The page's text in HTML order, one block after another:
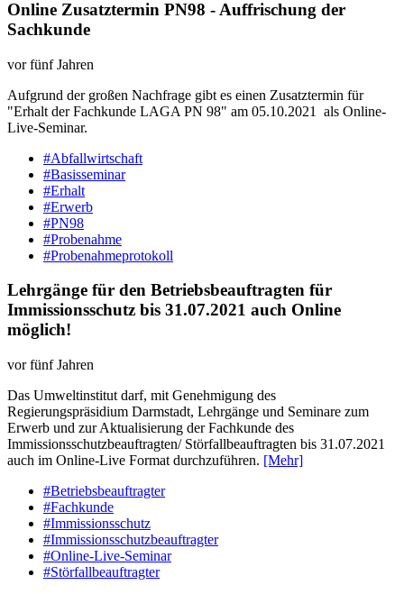
Online Zusatztermin PN98 - Auffrischung der
Sachkunde
vor fünf Jahren
Aufgrund der großen Nachfrage gibt es einen Zusatztermin für
"Erhalt der Fachkunde LAGA PN 98" am 05.10.2021 als Online-
Live-Seminar.
#Abfallwirtschaft
#Basisseminar
#Erhalt
#Erwerb
#PN98
#Probenahme
#Probenahmeprotokoll
Lehrgänge für den Betriebsbeauftragten für
Immissionsschutz bis 31.07.2021 auch Online
möglich!
vor fünf Jahren
Das Umweltinstitut darf, mit Genehmigung des
Regierungspräsidium Darmstadt, Lehrgänge und Seminare zum
Erwerb und zur Aktualisierung der Fachkunde des
Immissionsschutzbeauftragten/ Störfallbeauftragten bis 31.07.2021
auch im Online-Live Format durchzuführen. [Mehr]
#Betriebsbeauftragter
#Fachkunde
#Immissionsschutz
#Immissionsschutzbeauftragter
#Online-Live-Seminar
#Störfallbeauftragter